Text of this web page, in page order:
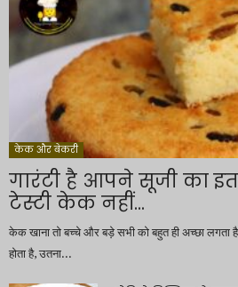
केक और बेकरी
गारंटी है आपने सूजी का
टेस्टी केक नहीं...
केक खाना तो बच्चे और बड़े सभी को बहुत ही अच्छा
होता है, उतना...